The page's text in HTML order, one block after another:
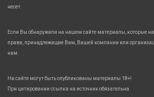
несет.
Если Вы обнаружили на нашем сайте материалы, которые
права, принадлежащие Вам, Вашей компании или
нам.
На сайте могут быть опубликованы материалы 18+!
При цитировании ссылка на источник обязательна.